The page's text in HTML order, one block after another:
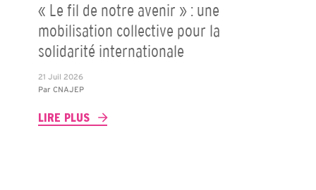
« Le fil de notre avenir » : une
mobilisation collective pour la
solidarité internationale
21 Juil 2026
Par CNAJEP
LIRE PLUS